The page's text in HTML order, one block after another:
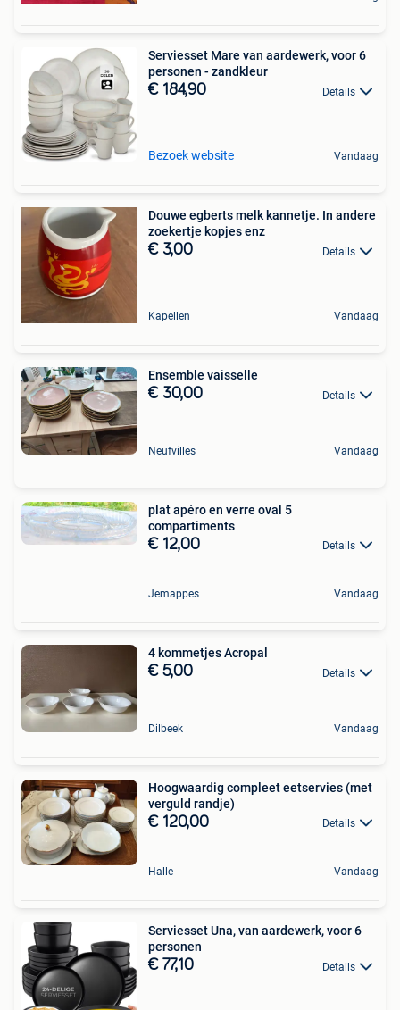
Serviesset Mare van aardewerk, voor 6
personen - zandkleur
€ 184,90 Details
Bezoek website Vandaag
Douwe egberts melk kannetje. In andere
zoekertje kopjes enz
€ 3,00 Details
Kapellen Vandaag
Ensemble vaisselle
€ 30,00 Details
Neufvilles Vandaag
plat apéro en verre oval 5
compartiments
€ 12,00 Details
Jemappes Vandaag
4 kommetjes Acropal
€ 5,00 Details
Dilbeek Vandaag
Hoogwaardig compleet eetservies (met
verguld randje)
€ 120,00 Details
Halle Vandaag
Serviesset Una, van aardewerk, voor 6
personen
€ 77,10 Details